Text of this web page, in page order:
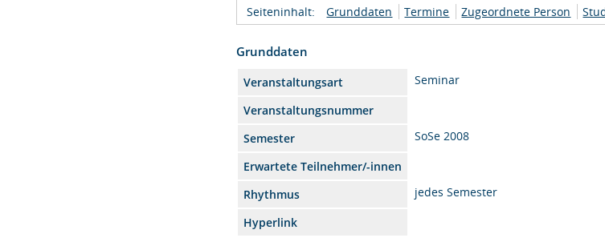
Seiteninhalt: Grunddaten Termine Zugeordnete Person
Grunddaten
Veranstaltungsart Seminar
Veranstaltungsnummer
Semester
SoSe 2008
Erwartete Teilnehmer/-innen
Rhythmus
jedes Semester
Hyperlink